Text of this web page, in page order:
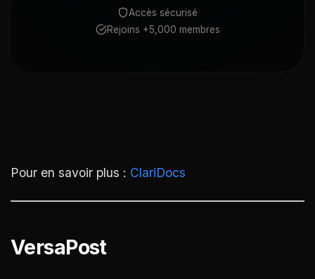
Accès sécurisé
Rejoins +5,000 membres
Pour en savoir plus : ClariDocs
VersaPost